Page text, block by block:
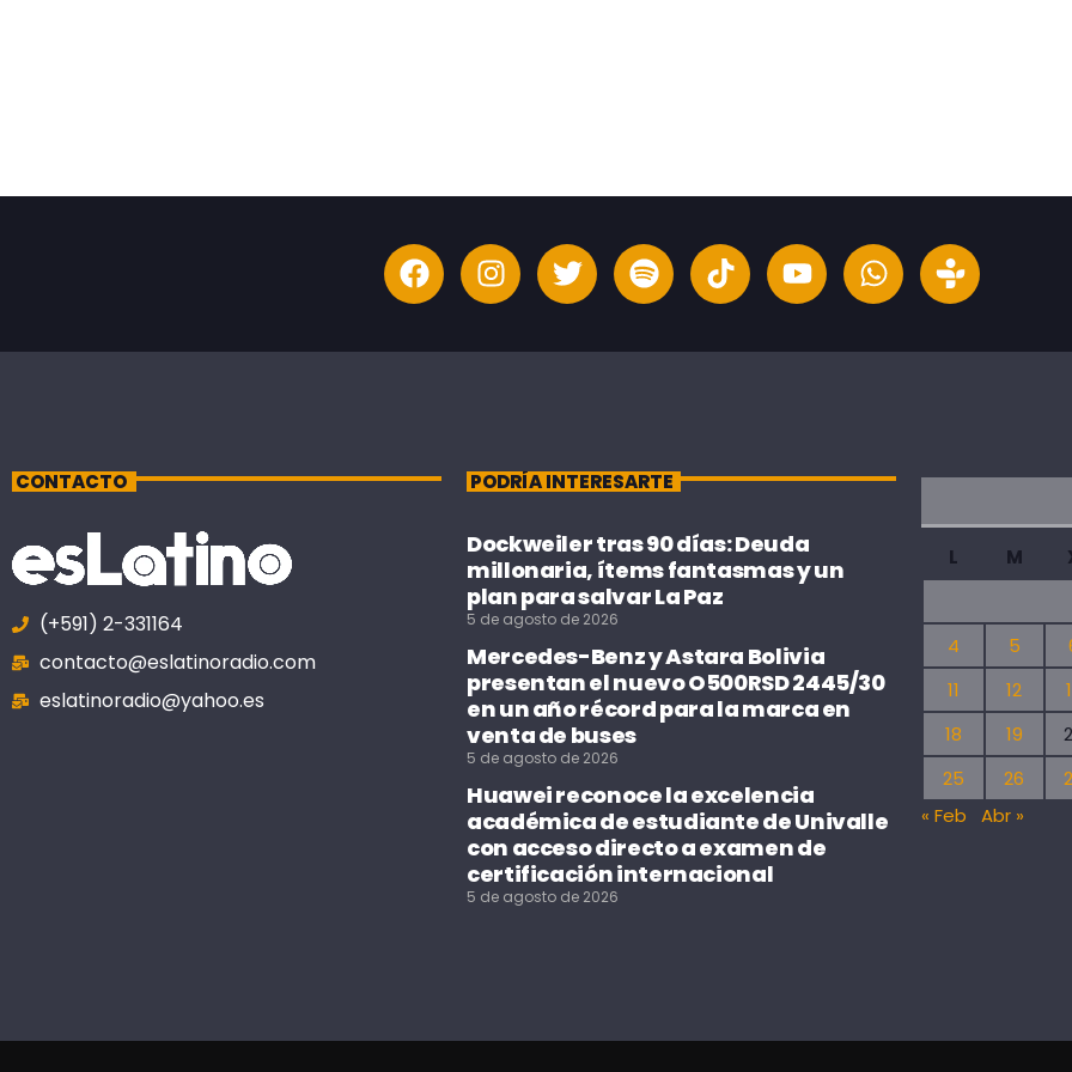
CONTACTO
(+591) 2-331164
contacto@eslatinoradio.com
eslatinoradio@yahoo.es
PODRÍA INTERESARTE
Dockweiler tras 90 días: Deuda
millonaria, ítems fantasmas y un
plan para salvar La Paz
5 de agosto de 2026
Mercedes-Benz y Astara Bolivia
presentan el nuevo O500RSD 2445/30
en un año récord para la marca en
venta de buses
5 de agosto de 2026
Huawei reconoce la excelencia
académica de estudiante de Univalle
con acceso directo a examen de
certificación internacional
5 de agosto de 2026
L M
4
5
11
12
18
19
25
26
« Feb
Abr »